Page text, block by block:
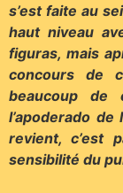
s’est faite au
haut niveau
figuras, mais
concours de
beaucoup
l’apoderado
revient, c’est
sensibilité du